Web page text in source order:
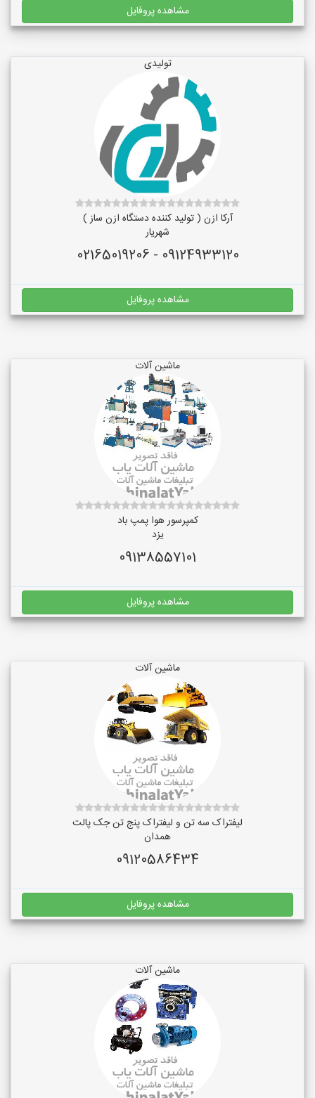
مشاهده پروفایل
تولیدی
آرکا ازن ( تولید کننده دستگاه ازن ساز )
شهریار
09124933120 - 02165019206
مشاهده پروفایل
ماشین آلات
کمپرسور هوا پمپ باد
یزد
09138557101
مشاهده پروفایل
ماشین آلات
لیفتراک سه تن و لیفتراک پنج تن جک پالت
همدان
09120586434
مشاهده پروفایل
ماشین آلات